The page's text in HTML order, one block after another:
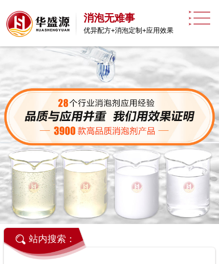
消泡无难事
优异配方+消泡定制+应用效果
站内搜索：